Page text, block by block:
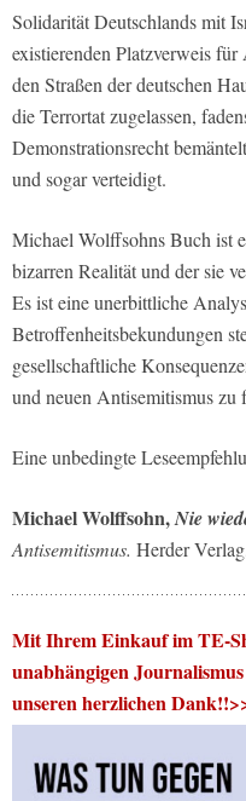
Solidarität Deutschlands mit
existierenden Platzverweis
den Straßen der deutschen
die Terrortat zugelassen,
Demonstrationsrecht
und sogar verteidigt.
Michael Wolffsohns Buch ist
bizarren Realität und der sie
Es ist eine unerbittliche
Betroffenheitsbekundungen
gesellschaftliche
und neuen Antisemitismus zu
Eine unbedingte
Michael Wolffsohn,Nie
Antisemitismus. Herder
Mit Ihrem Einkauf im TE-
unabhängigen
unseren herzlichen